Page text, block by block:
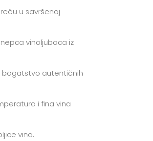
u savršenoj
vinoljubaca iz
bogatstvo autentičnih
i fina vina
vina.